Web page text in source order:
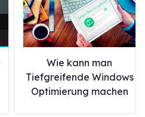
Wie kann man
Tiefgreifende Windows
Optimierung machen